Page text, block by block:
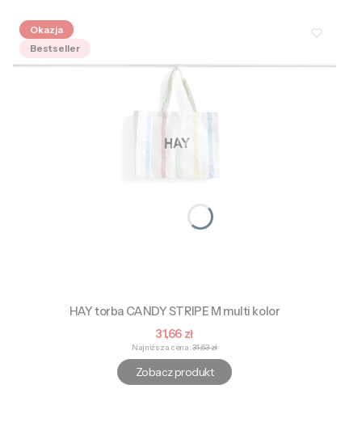
Okazja
Bestseller
HAY torba CANDY STRIPE M multi kolor
Cena promocyjna
31,66 zł
Najniższa cena: 31,63 zł
Zobacz produkt